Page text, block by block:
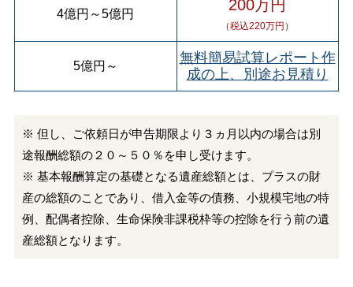
4億円 ～ 5億円 200万円
（税込220万円）
5億円 ～
無料簡易試算レポート作
成の上、別途お見積り
※ 但し、ご依頼日が申告期限より３ヵ月以内の場合は別
途報酬総額の２０～５０％を申し受けます。
※ 基本報酬算定の基礎となる遺産総額とは、プラスの財
産の総額のことであり、借入金等の債務、小規模宅地の特
例、配偶者控除、生命保険非課税枠等の控除を行う前の遺
産総額となります。